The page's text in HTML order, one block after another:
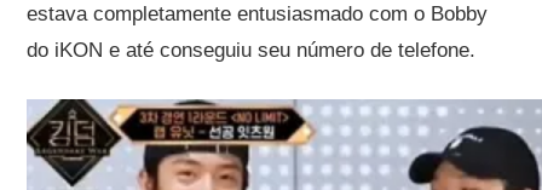
estava completamente entusiasmado com o Bobby
do iKON e até conseguiu seu número de telefone.